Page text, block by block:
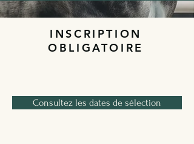
INSCRIPTION
OBLIGATOIRE
Consultez les dates de sélection